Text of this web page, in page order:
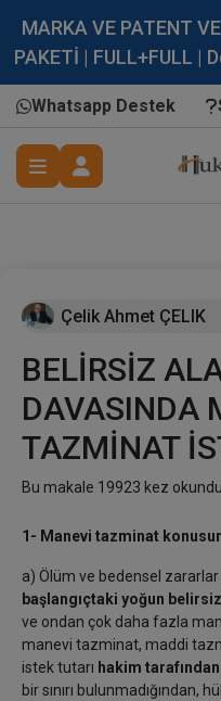
MARKA VE PATENT
PAKETİ | FULL+FULL |
Whatsapp Destek
Çelik Ahmet ÇELIK
BELİRSİZ
DAVASINDA
TAZMİNAT
Bu makale 19923 kez
1- Manevi tazminat
a) Ölüm ve bedensel
başlangıçtaki yoğun
ve ondan çok daha fazla
manevi tazminat, maddi
istek tutarı hakim
bir sınırı bulunmadığından,